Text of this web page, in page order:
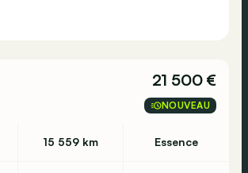
21 500 €
NOUVEAU
15 559 km Essence